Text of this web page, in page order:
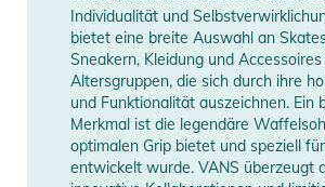
Individualität und
bietet eine breite Auswahl an
Sneakern, Kleidung und
Altersgruppen, die sich durch ihre
und Funktionalität auszeichnen. Ein
Merkmal ist die legendäre
optimalen Grip bietet und speziell
entwickelt wurde. VANS überzeugt